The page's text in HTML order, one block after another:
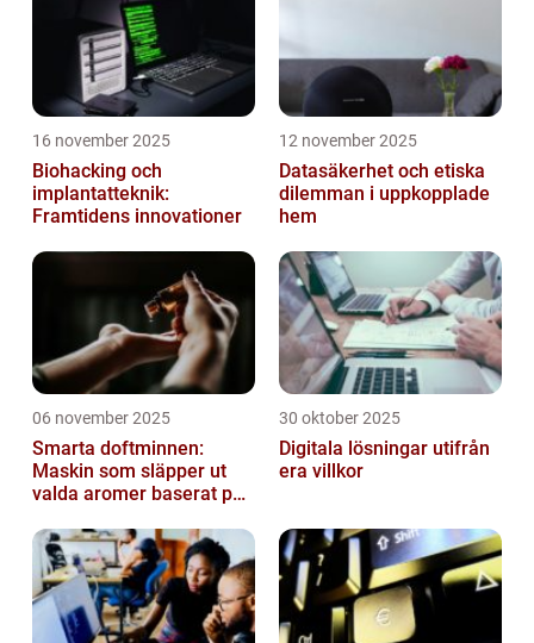
16 november 2025
Biohacking och
implantatteknik:
Framtidens innovationer
12 november 2025
Datasäkerhet och etiska
dilemman i uppkopplade
hem
06 november 2025
Smarta doftminnen:
Maskin som släpper ut
valda aromer baserat på
30 oktober 2025
Digitala lösningar utifrån
era villkor